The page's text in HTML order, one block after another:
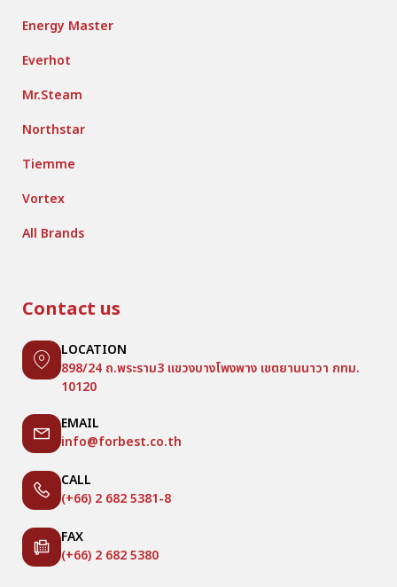
Energy Master
Everhot
Mr.Steam
Northstar
Tiemme
Vortex
All Brands
Contact us
LOCATION
898/24 ถ.พระราม3 แขวงบางโพงพาง เขตยานนาวา กทม.
10120
EMAIL
info@forbest.co.th
CALL
(+66) 2 682 5381-8
FAX
(+66) 2 682 5380